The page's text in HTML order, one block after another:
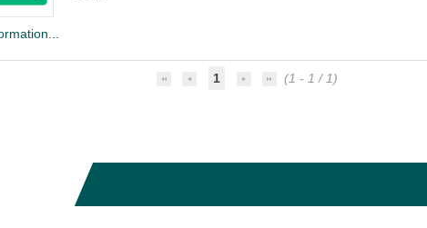
1 (1 - 1 / 1)